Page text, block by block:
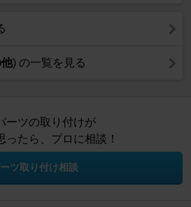
) の一覧を見る
ーツの取り付けが
ったら、プロに相談！
ツ取り付け相談